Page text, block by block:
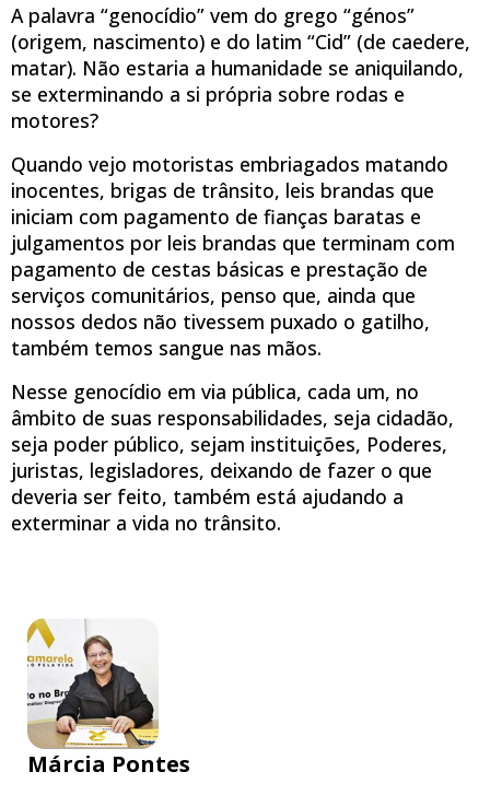
A palavra “genocídio” vem do grego “génos”
(origem, nascimento) e do latim “Cid” (de caedere,
matar). Não estaria a humanidade se aniquilando,
se exterminando a si própria sobre rodas e
motores?
Quando vejo motoristas embriagados matando
inocentes, brigas de trânsito, leis brandas que
iniciam com pagamento de fianças baratas e
julgamentos por leis brandas que terminam com
pagamento de cestas básicas e prestação de
serviços comunitários, penso que, ainda que
nossos dedos não tivessem puxado o gatilho,
também temos sangue nas mãos.
Nesse genocídio em via pública, cada um, no
âmbito de suas responsabilidades, seja cidadão,
seja poder público, sejam instituições, Poderes,
juristas, legisladores, deixando de fazer o que
deveria ser feito, também está ajudando a
exterminar a vida no trânsito.
Márcia Pontes